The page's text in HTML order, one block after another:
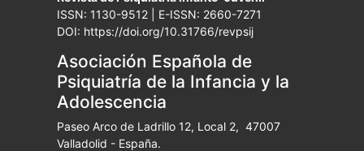
ISSN: 1130-9512 | E-ISSN: 2660-7271
DOI: https://doi.org/10.31766/revpsij
Asociación Española de
Psiquiatría de la Infancia y la
Adolescencia
Paseo Arco de Ladrillo 12, Local 2, 47007
Valladolid - España.